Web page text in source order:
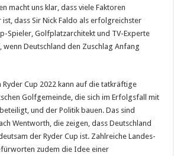
macht uns klar, dass viele Faktoren
ist, dass Sir Nick Faldo als erfolgreichster
Spieler, Golfplatzarchitekt und TV-Experte
Deutschland den Zuschlag Anfang
Cup 2022 kann auf die tatkräftige
Golfgemeinde, die sich im Erfolgsfall mit
und der Politik bauen. Das sind
Wentworth, die zeigen, dass Deutschland
der Ryder Cup ist. Zahlreiche Landes-
zudem die Idee einer